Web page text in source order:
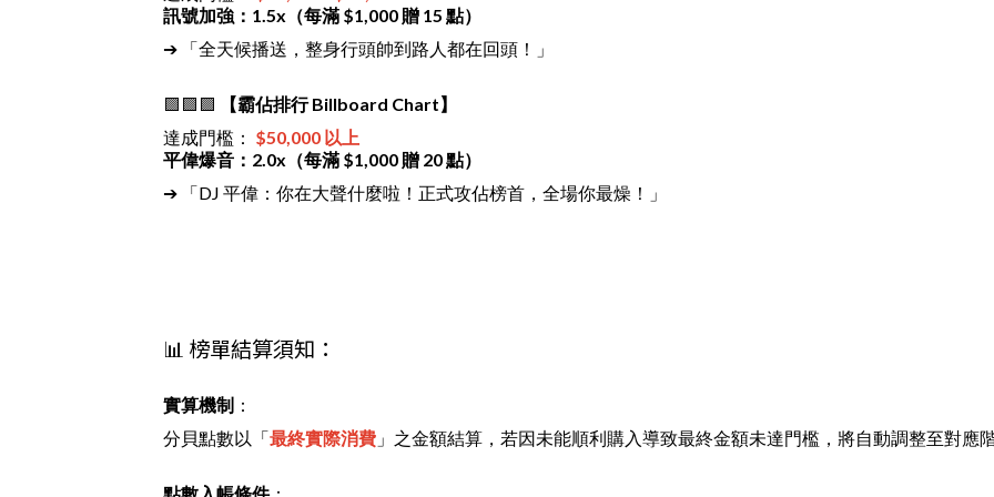
訊號加強：1.5x（每滿 $1,000 贈 15 點）
➔ 「全天候播送，整身行頭帥到路人都在回頭！」
🟪🟪🟪
【霸佔排行 Billboard Chart】
達成門檻： $50,000 以上
平偉爆音：2.0x（每滿 $1,000 贈 20 點）
➔ 「DJ 平偉：你在大聲什麼啦！正式攻佔榜首，全場你最燥！」
📊 榜單結算須知：
實算機制 ：
分貝點數以「最終實際消費 」之金額結算，若因未能順利購入導致最終金額未達門檻，將自動調整至對應